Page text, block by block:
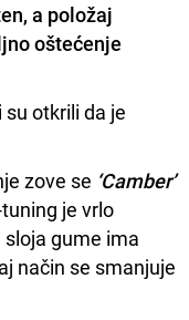
a položaj
oštećenje
otkrili da je
zove se ‘Camber’
je vrlo
gume ima
način se smanjuje